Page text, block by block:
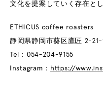
文化を提案していく存在と
ETHICUS coffee roasters
静岡県静岡市葵区鷹匠 2-21-
Tel：054-204-9155
Instagram：
https://